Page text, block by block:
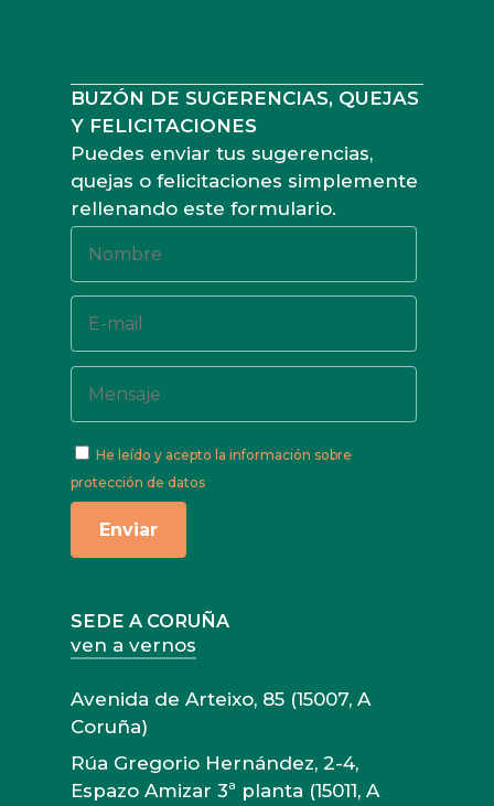
BUZÓN DE SUGERENCIAS, QUEJAS
Y FELICITACIONES
Puedes enviar tus sugerencias,
quejas o felicitaciones simplemente
rellenando este formulario.
He leído y acepto la información sobre
protección de datos
SEDE A CORUÑA
ven a vernos
Avenida de Arteixo, 85 (15007, A
Coruña)
Rúa Gregorio Hernández, 2-4,
Espazo Amizar 3ª planta (15011, A